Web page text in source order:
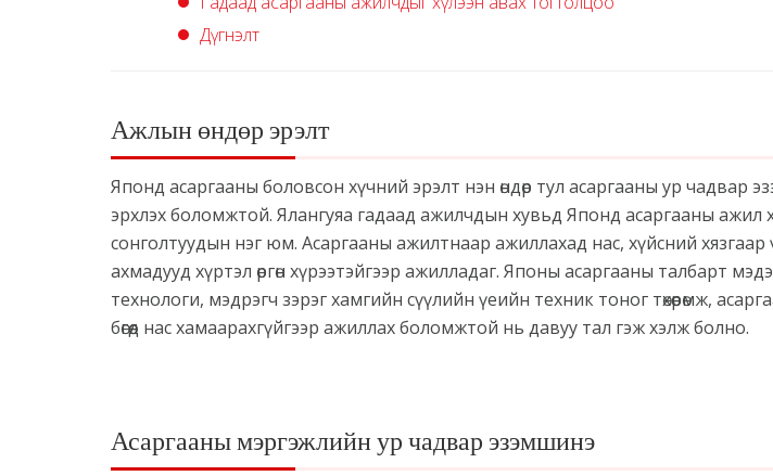
Дүгнэлт
Ажлын өндөр эрэлт
Японд асаргааны боловсон хүчний эрэлт нэн өндөр тул асаргааны ур чадвар
эрхлэх боломжтой. Ялангуяа гадаад ажилчдын хувьд Японд асаргааны ажил
сонголтуудын нэг юм. Асаргааны ажилтнаар ажиллахад нас, хүйсний хязгаар
ахмадууд хүртэл өргөн хүрээтэйгээр ажилладаг. Японы асаргааны талбарт
технологи, мэдрэгч зэрэг хамгийн сүүлийн үеийн техник тоног төхөөрөмж,
бөгөөд нас хамаарахгүйгээр ажиллах боломжтой нь давуу тал гэж хэлж болно.
Асаргааны мэргэжлийн ур чадвар эзэмшинэ